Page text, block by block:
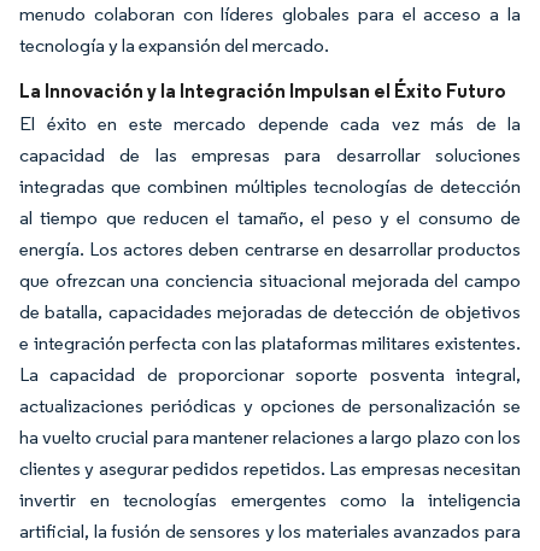
menudo colaboran con líderes globales para el acceso a la
tecnología y la expansión del mercado.
La Innovación y la Integración Impulsan el Éxito Futuro
El éxito en este mercado depende cada vez más de la
capacidad de las empresas para desarrollar soluciones
integradas que combinen múltiples tecnologías de detección
al tiempo que reducen el tamaño, el peso y el consumo de
energía. Los actores deben centrarse en desarrollar productos
que ofrezcan una conciencia situacional mejorada del campo
de batalla, capacidades mejoradas de detección de objetivos
e integración perfecta con las plataformas militares existentes.
La capacidad de proporcionar soporte posventa integral,
actualizaciones periódicas y opciones de personalización se
ha vuelto crucial para mantener relaciones a largo plazo con los
clientes y asegurar pedidos repetidos. Las empresas necesitan
invertir en tecnologías emergentes como la inteligencia
artificial, la fusión de sensores y los materiales avanzados para